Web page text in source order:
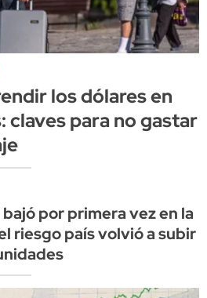
los dólares en
claves para no gastar
por primera vez en la
riesgo país volvió a subir